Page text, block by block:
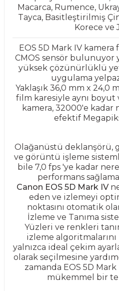
Macarca, Rumence,
Tayca, Basitleştirilmiş
Korece ve
EOS 5D Mark IV kamera
CMOS sensör
yüksek çözünürlüklü
uygulama
Yaklaşık 36,0 mm x 24,0
film karesiyle aynı boyut
kamera, 32000'e kadar
efektif
Olağanüstü deklanşörü,
ve görüntü işleme
bile 7,0 fps 'ye kadar
performans
Canon EOS 5D Mark IV
eden ve izlemeyi
noktasını otomatik
İzleme ve Tanıma
Yüzleri ve renkleri
izleme
yalnızca ideal çekim
olarak seçilmesine
zamanda EOS 5D
mükemmel bir